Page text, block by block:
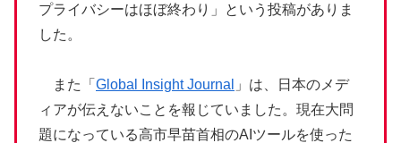
プライバシーはほぼ終わり」という投稿がありま
した。
また「 Global Insight Journal
」は、日本のメデ
ィアが伝えないことを報じていました。現在大問
題になっている高市早苗首相のAIツールを使った